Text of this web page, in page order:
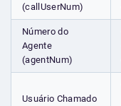
(callUserNum)
Número do
Agente
(agentNum)
Usuário Chamado